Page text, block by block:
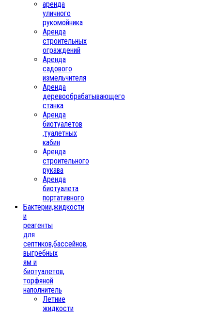
аренда
уличного
рукомойника
Аренда
строительных
ограждений
Аренда
садового
измельчителя
Аренда
деревообрабатывающего
станка
Аренда
биотуалетов
,туалетных
кабин
Аренда
строительного
рукава
Аренда
биотуалета
портативного
Бактерии,жидкости
и
реагенты
для
септиков,бассейнов,
выгребных
ям и
биотуалетов,
торфяной
наполнитель
Летние
жидкости